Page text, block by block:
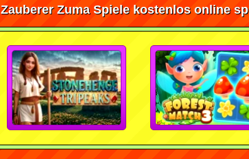
Zauberer Zuma Spiele kostenlos online